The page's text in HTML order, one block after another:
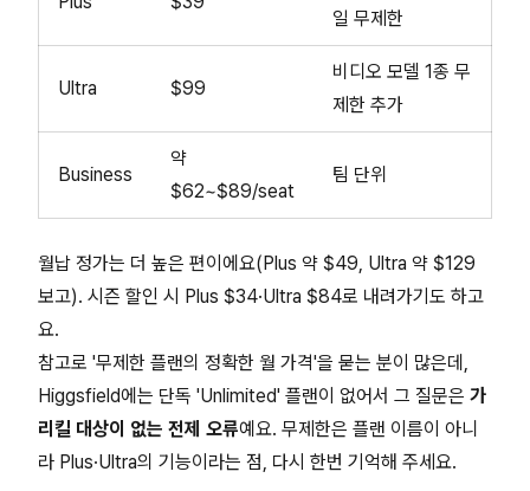
일 무제한
Ultra $99
비디오 모델 1종 무
제한 추가
Business
약
$62~$89/seat
팀 단위
월납 정가는 더 높은 편이에요(Plus 약 $49, Ultra 약 $129
보고). 시즌 할인 시 Plus $34·Ultra $84로 내려가기도 하고
요.
참고로 '무제한 플랜의 정확한 월 가격'을 묻는 분이 많은데,
Higgsfield에는 단독 'Unlimited' 플랜이 없어서 그 질문은 가
리킬 대상이 없는 전제 오류예요. 무제한은 플랜 이름이 아니
라 Plus·Ultra의 기능이라는 점, 다시 한번 기억해 주세요.